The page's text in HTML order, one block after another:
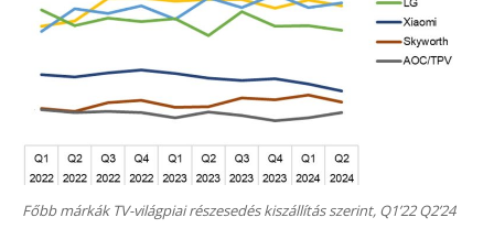
Főbb márkák TV-világpiai részesedés kiszállítás szerint, Q1’22 Q2’24